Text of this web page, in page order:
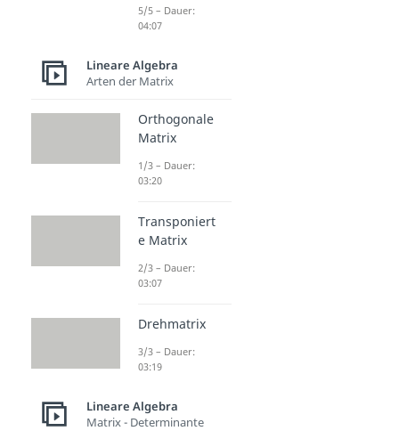
5/5 – Dauer:
04:07
Lineare Algebra
Arten der Matrix
Orthogonale
Matrix
1/3 – Dauer:
03:20
Transponiert
e Matrix
2/3 – Dauer:
03:07
Drehmatrix
3/3 – Dauer:
03:19
Lineare Algebra
Matrix - Determinante